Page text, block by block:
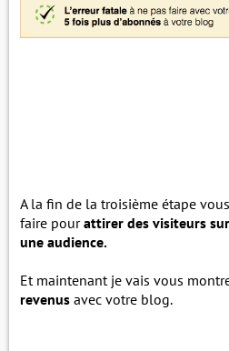
A la fin de la troisième étape
faire pourattirer des visiteurs
une audience.
Et maintenant je vais vous
revenus avec votre blog.